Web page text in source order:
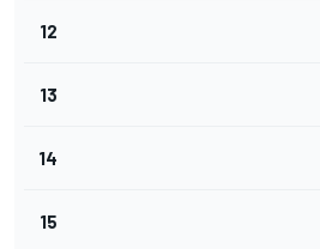
12
13
14
15